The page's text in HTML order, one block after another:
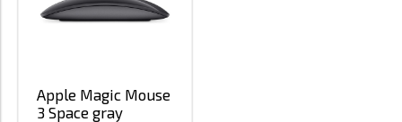
Apple Magic Mouse
3 Space gray